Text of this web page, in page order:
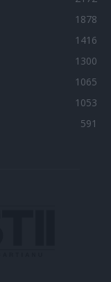
1878
1416
1300
1065
1053
591